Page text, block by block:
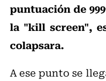
puntuación de
la "kill screen",
colapsara.
A ese punto se